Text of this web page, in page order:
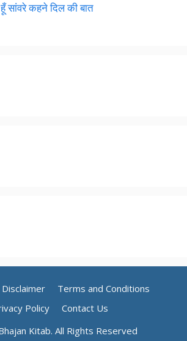
सांवरे कहने दिल की बात
Disclaimer
Terms and Conditions
Policy
Contact Us
Kitab. All Rights Reserved